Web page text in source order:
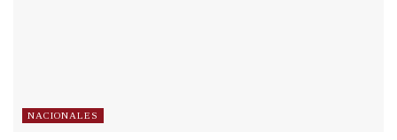
NACIONALES